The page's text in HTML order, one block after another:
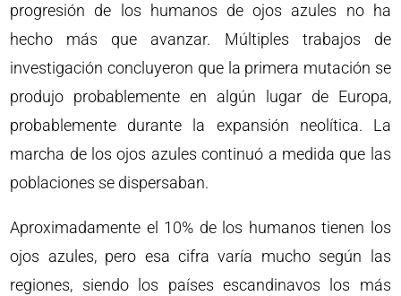
progresión de los humanos de ojos azules no ha
hecho más que avanzar. Múltiples trabajos de
investigación concluyeron que la primera mutación se
produjo probablemente en algún lugar de Europa,
probablemente durante la expansión neolítica. La
marcha de los ojos azules continuó a medida que las
poblaciones se dispersaban.
Aproximadamente el 10% de los humanos tienen los
ojos azules, pero esa cifra varía mucho según las
regiones, siendo los países escandinavos los más